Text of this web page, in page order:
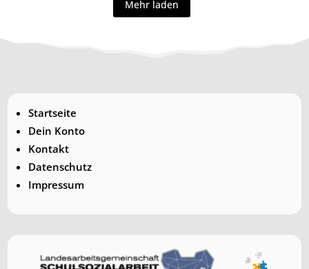
Mehr laden
Startseite
Dein Konto
Kontakt
Datenschutz
Impressum